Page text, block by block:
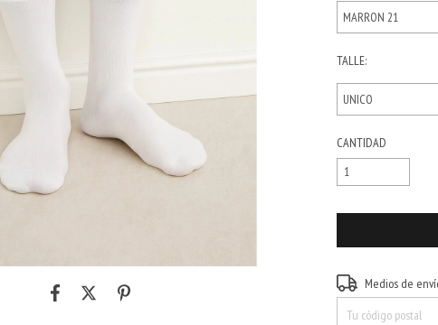
TALLE:
CANTIDAD
Entregas para el CP:
Medios de